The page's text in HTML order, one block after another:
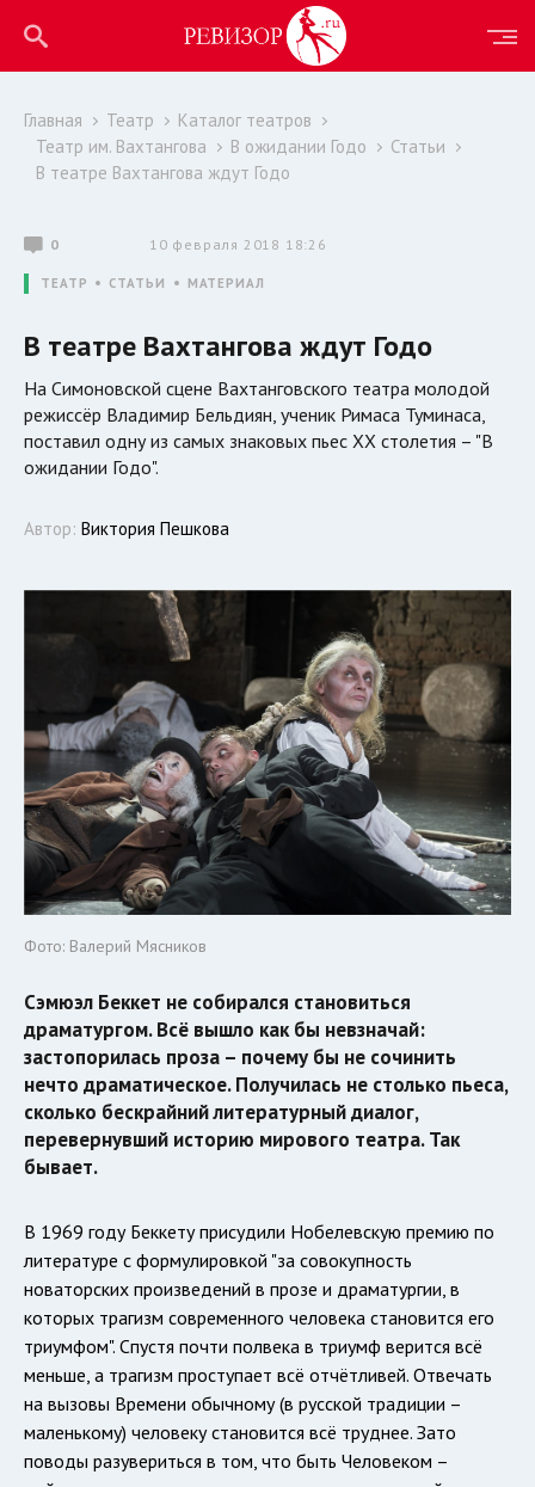
Главная Театр
Каталог театров
Театр им. Вахтангова
В ожидании Годо
Статьи
В театре Вахтангова ждут Годо
0 10 февраля 2018 18:26
ТЕАТР СТАТЬИ МАТЕРИАЛ
В театре Вахтангова ждут Годо
На Симоновской сцене Вахтанговского театра молодой
режиссёр Владимир Бельдиян, ученик Римаса Туминаса,
поставил одну из самых знаковых пьес ХХ столетия – "В
ожидании Годо".
Автор: Виктория Пешкова
Фото: Валерий Мясников
Сэмюэл Беккет не собирался становиться
драматургом. Всё вышло как бы невзначай:
застопорилась проза – почему бы не сочинить
нечто драматическое. Получилась не столько пьеса,
сколько бескрайний литературный диалог,
перевернувший историю мирового театра. Так
бывает.
В 1969 году Беккету присудили Нобелевскую премию по
литературе с формулировкой "за совокупность
новаторских произведений в прозе и драматургии, в
которых трагизм современного человека становится его
триумфом". Спустя почти полвека в триумф верится всё
меньше, а трагизм проступает всё отчётливей. Отвечать
на вызовы Времени обычному (в русской традиции –
маленькому) человеку становится всё труднее. Зато
поводы разувериться в том, что быть Человеком –